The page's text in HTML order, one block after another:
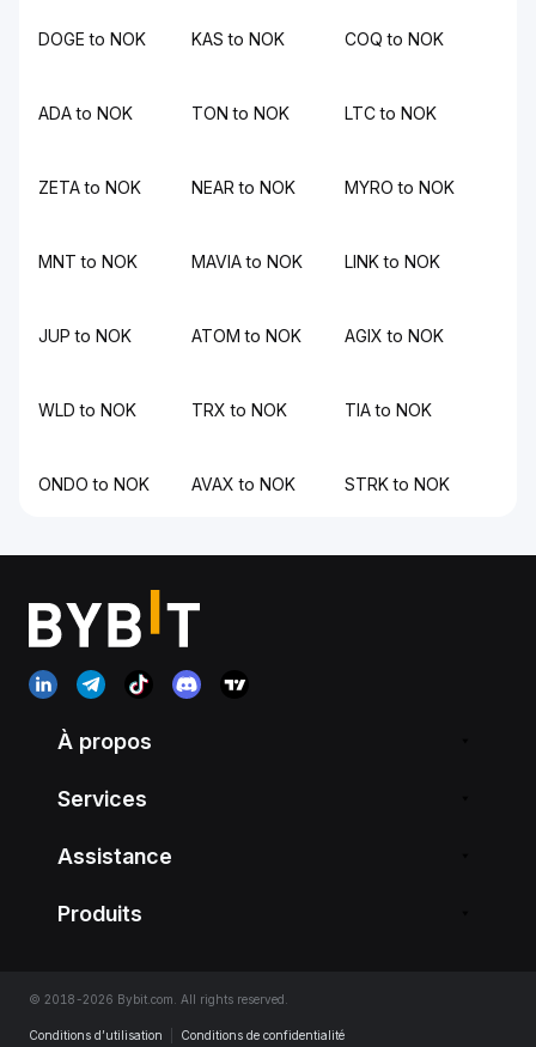
DOGE to NOK KAS to NOK COQ to NOK
ADA to NOK TON to NOK LTC to NOK
ZETA to NOK NEAR to NOK MYRO to NOK
MNT to NOK MAVIA to NOK LINK to NOK
JUP to NOK ATOM to NOK AGIX to NOK
WLD to NOK TRX to NOK TIA to NOK
ONDO to NOK AVAX to NOK STRK to NOK
À propos
Services
Assistance
Produits
© 2018-2026 Bybit.com. All rights reserved.
Conditions d’utilisation Conditions de confidentialité